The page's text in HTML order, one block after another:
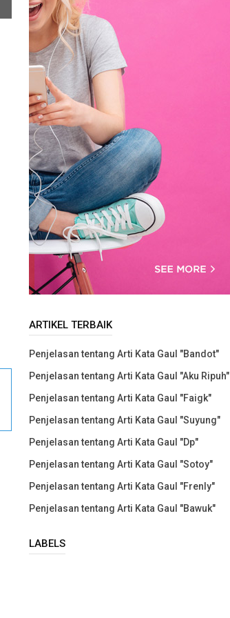
ARTIKEL TERBAIK
Penjelasan tentang Arti Kata Gaul "Bandot"
Penjelasan tentang Arti Kata Gaul "Aku Ripuh"
Penjelasan tentang Arti Kata Gaul "Faigk"
Penjelasan tentang Arti Kata Gaul "Suyung"
Penjelasan tentang Arti Kata Gaul "Dp"
Penjelasan tentang Arti Kata Gaul "Sotoy"
Penjelasan tentang Arti Kata Gaul "Frenly"
Penjelasan tentang Arti Kata Gaul "Bawuk"
LABELS